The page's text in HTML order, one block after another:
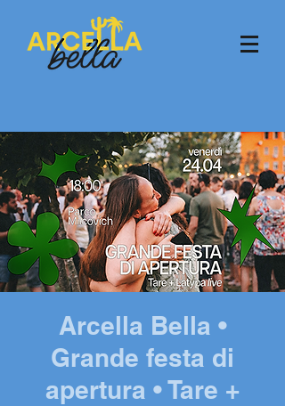
Arcella Bella •
Grande festa di
apertura • Tare +